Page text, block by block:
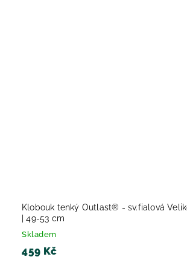
Klobouk tenký Outlast® - sv.fialová
| 49-53 cm
Skladem
459 Kč